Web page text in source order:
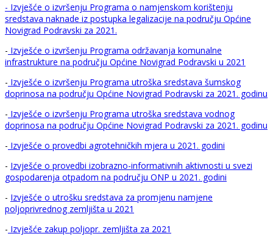
- Izvješće o izvršenju Programa o namjenskom korištenju
sredstava naknade iz postupka legalizacije na području Općine
Novigrad Podravski za 2021.
- Izvješće o izvršenju Programa održavanja komunalne
infrastrukture na području Općine Novigrad Podravski u 2021
- Izvješće o izvršenju Programa utroška sredstava šumskog
doprinosa na području Općine Novigrad Podravski za 2021. godinu
- Izvješće o izvršenju Programa utroška sredstava vodnog
doprinosa na području Općine Novigrad Podravski za 2021. godinu
- Izvješće o provedbi agrotehničkih mjera u 2021. godini
- Izvješće o provedbi izobrazno-informativnih aktivnosti u svezi
gospodarenja otpadom na području ONP u 2021. godini
- Izvješće o utrošku sredstava za promjenu namjene
poljoprivrednog zemljišta u 2021
- Izvješće zakup poljopr. zemljišta za 2021